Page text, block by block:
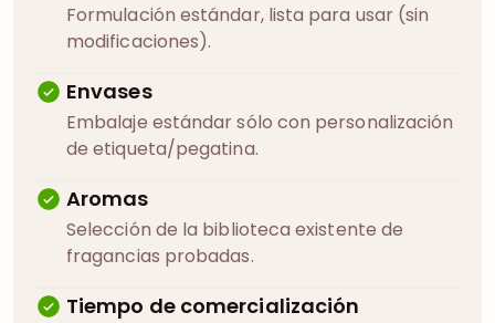
Formulación estándar, lista para usar (sin
modificaciones).
Envases
Embalaje estándar sólo con personalización
de etiqueta/pegatina.
Aromas
Selección de la biblioteca existente de
fragancias probadas.
Tiempo de comercialización